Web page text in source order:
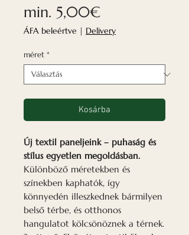
min. 5,00€Akciós
ár
ÁFA beleértve | Delivery
méret *
Kosárba
Új textil paneljeink – puhaság és
stílus egyetlen megoldásban.
Különböző méretekben és
színekben kaphatók, így
könnyedén illeszkednek bármilyen
belső térbe, és otthonos
hangulatot kölcsönöznek a térnek.